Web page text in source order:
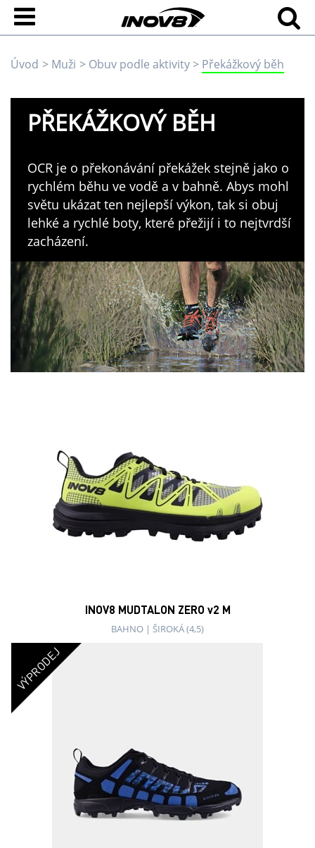
Úvod Muži Obuv podle aktivity Překážkový běh
PŘEKÁŽKOVÝ BĚH
OCR je o překonávání překážek stejně jako o
rychlém běhu ve vodě a v bahně. Abys mohl
světu ukázat ten nejlepší výkon, tak si obuj
lehké a rychlé boty, které přežijí i to nejtvrdší
zacházení.
INOV8 MUDTALON ZERO v2 M
BAHNO | ŠIROKÁ (4,5)
VÝPRODEJ